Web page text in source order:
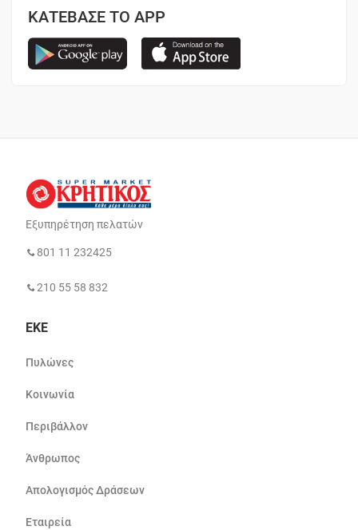
ΚΑΤΕΒΑΣΕ ΤΟ APP
Εξυπηρέτηση πελατών
801 11 232425
210 55 58 832
ΕΚΕ
Πυλώνες
Κοινωνία
Περιβάλλον
Άνθρωπος
Απολογισμός Δράσεων
Εταιρεία